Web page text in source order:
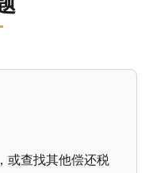
或查找其他偿还税